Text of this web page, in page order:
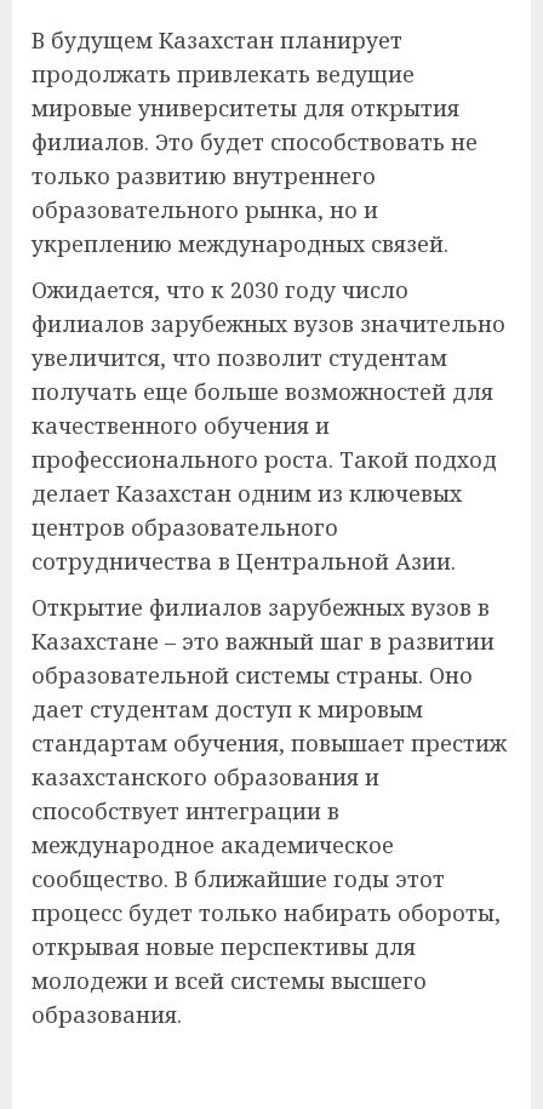
В будущем Казахстан планирует
продолжать привлекать ведущие
мировые университеты для открытия
филиалов. Это будет способствовать не
только развитию внутреннего
образовательного рынка, но и
укреплению международных связей.
Ожидается, что к 2030 году число
филиалов зарубежных вузов значительно
увеличится, что позволит студентам
получать еще больше возможностей для
качественного обучения и
профессионального роста. Такой подход
делает Казахстан одним из ключевых
центров образовательного
сотрудничества в Центральной Азии.
Открытие филиалов зарубежных вузов в
Казахстане – это важный шаг в развитии
образовательной системы страны. Оно
дает студентам доступ к мировым
стандартам обучения, повышает престиж
казахстанского образования и
способствует интеграции в
международное академическое
сообщество. В ближайшие годы этот
процесс будет только набирать обороты,
открывая новые перспективы для
молодежи и всей системы высшего
образования.